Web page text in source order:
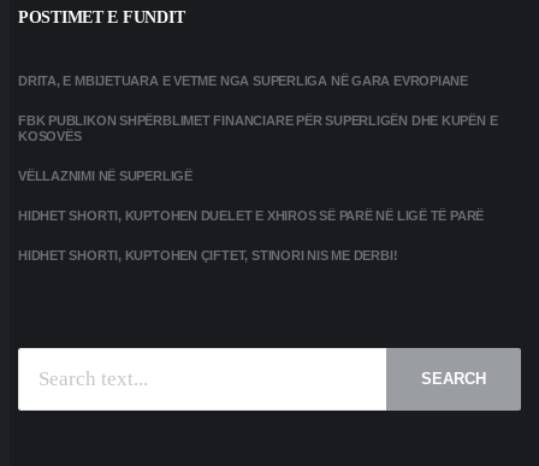
POSTIMET E FUNDIT
DRITA, E MBIJETUARA E VETME NGA SUPERLIGA NË GARA EVROPIANE
FBK PUBLIKON SHPËRBLIMET FINANCIARE PËR SUPERLIGËN DHE KUPËN E
KOSOVËS
VËLLAZNIMI NË SUPERLIGË
HIDHET SHORTI, KUPTOHEN DUELET E XHIROS SË PARË NË LIGË TË PARË
HIDHET SHORTI, KUPTOHEN ÇIFTET, STINORI NIS ME DERBI!
SEARCH